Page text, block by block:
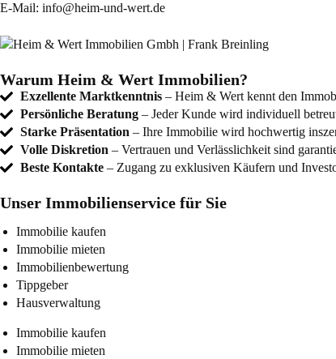
E-Mail: info@heim-und-wert.de
Warum Heim & Wert Immobilien?
Exzellente Marktkenntnis – Heim & Wert kennt den
Persönliche Beratung – Jeder Kunde wird individuell
Starke Präsentation – Ihre Immobilie wird hochwertig
Volle Diskretion – Vertrauen und Verlässlichkeit sind
Beste Kontakte – Zugang zu exklusiven Käufern und
Unser Immobilienservice für Sie
Immobilie kaufen
Immobilie mieten
Immobilienbewertung
Tippgeber
Hausverwaltung
Immobilie kaufen
Immobilie mieten